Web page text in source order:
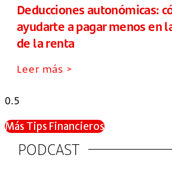
Deducciones autonómicas:
ayudarte a pagar menos en
de la renta
Leer más >
Más Tips Financieros
PODCAST